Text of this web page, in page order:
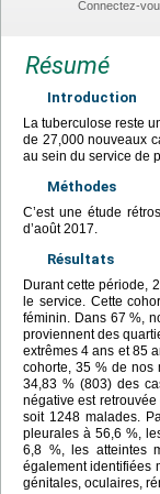
Connectez-
Résumé
Introduction
La tuberculose reste
de 27,000 nouveaux
au sein du service de
Méthodes
C’est une étude
d’août 2017.
Résultats
Durant cette période,
le service. Cette
féminin. Dans 67 %,
proviennent des
extrêmes 4 ans et 85
cohorte, 35 % de nos
34,83 % (803) des
négative est
soit 1248 malades.
pleurales à 56,6 %,
6,8 %, les atteintes
également identifiées
génitales, oculaires,